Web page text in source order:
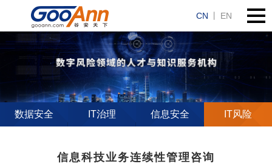
CN EN
数据安全 IT治理 信息安全 IT风险
信息科技业务连续性管理咨询